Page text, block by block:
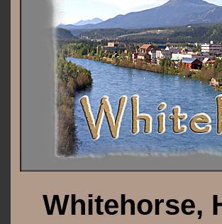
Whitehorse,